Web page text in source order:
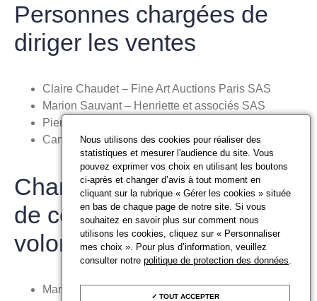
Personnes chargées de
diriger les ventes
Claire Chaudet – Fine Art Auctions Paris SAS
Marion Sauvant – Henriette et associés SAS
Pierre Born – L’Huillier et associés SARL
Camille Héberlé – Caen enchères SARL
Changement ou démission
de commissaires-priseurs
volontaires
Marion Giesenfeld – Ave SAS
Nous utilisons des cookies pour réaliser des
statistiques et mesurer l'audience du site. Vous
pouvez exprimer vos choix en utilisant les boutons
ci-après et changer d’avis à tout moment en
cliquant sur la rubrique « Gérer les cookies » située
en bas de chaque page de notre site. Si vous
souhaitez en savoir plus sur comment nous
utilisons les cookies, cliquez sur « Personnaliser
mes choix ». Pour plus d’information, veuillez
consulter notrepolitique de protection des données
TOUT ACCEPTER